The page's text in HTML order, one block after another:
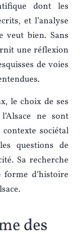
dont les
et l’analyse
veut bien. Sans
une réflexion
de voies
le choix de ses
ne sont
sociétal
questions de
Sa recherche
d’histoire
des